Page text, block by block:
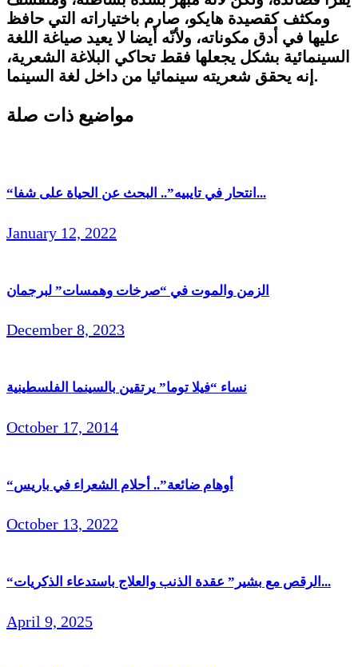
ومكثف كقصيدة هايكو، صارم باختياراته التي حافظ
عليها في أدق مكوناته، ولأنّه أيضا لا يعيد صياغة اللغة
السينمائية بشكل يجعلها فقط تحاكي البلاغة الشعرية،
إنه يحقق شعريته سينمائيا من داخل لغة السينما.
مواضيع ذات صلة
“انتحار في تايبيه”.. البحث عن الحياة على شفا...
January 12, 2022
الزمن والموت في “صرخات وهمسات” لبرجمان
December 8, 2023
نساء “فيلا توما” يرتقين بالسينما الفلسطينية
October 17, 2014
“أوهام ضائعة”.. أحلام الشعراء في باريس
October 13, 2022
“الرقص مع بشير” عقدة الذنب والعلاج باستدعاء الذكريات...
April 9, 2025